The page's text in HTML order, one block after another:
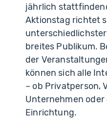
jährlich
Aktionstag richtet
breites Publikum.
der
können sich alle
– ob Privatperson,
Unternehmen
Einrichtung.